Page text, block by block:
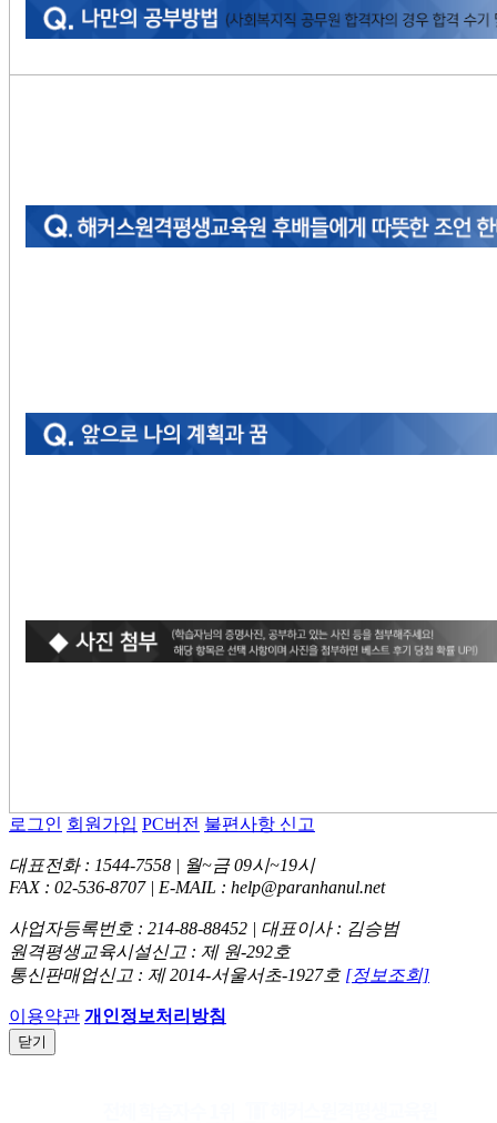
로그인 회원가입 PC버전 불편사항 신고
대표전화 : 1544-7558 | 월~금 09시~19시
FAX : 02-536-8707 | E-MAIL : help@paranhanul.net
사업자등록번호 : 214-88-88452 | 대표이사 : 김승범
원격평생교육시설신고 : 제 원-292호
통신판매업신고 : 제 2014-서울서초-1927호 [정보조회]
이용약관 개인정보처리방침
닫기